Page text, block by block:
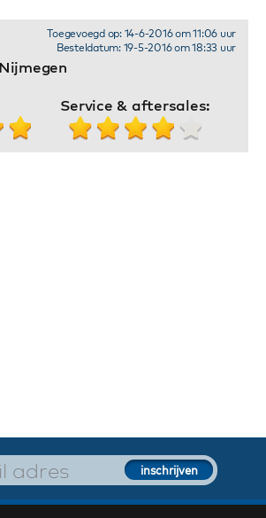
Toegevoegd op: 14-6-2016 om 11:06 uur
Besteldatum: 19-5-2016 om 18:33 uur
Service & aftersales: